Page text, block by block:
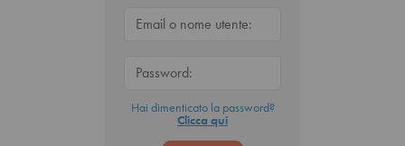
Hai dimenticato la password?
Clicca qui